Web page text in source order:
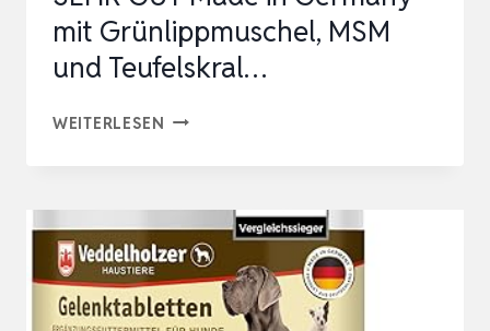
mit Grünlippmuschel, MSM
und Teufelskral…
WEITERLESEN GELENKTABLETTEN
SEHR
GUT
MADE